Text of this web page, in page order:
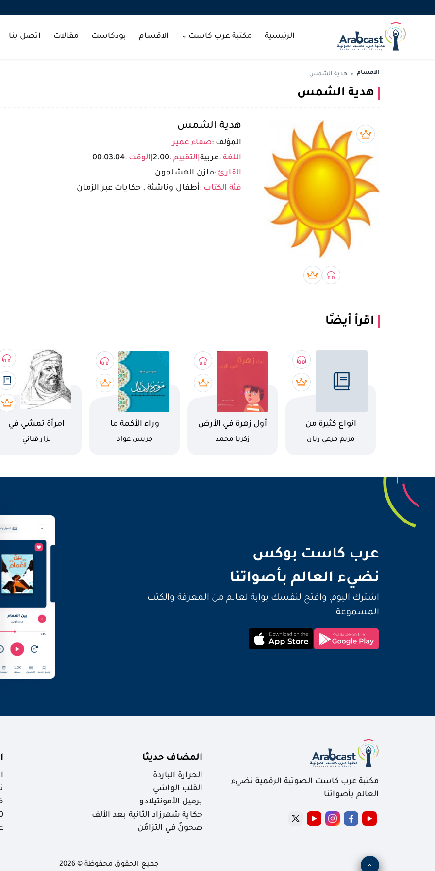
الرئيسية مكتبة عرب كاست الاقسام بودكاست مقالات اتصل بنا
الاقسام هدية الشمس
هدية الشمس
بريميوم book
صوتي bookبريميوم book
هدية الشمس
المؤلف :صفاء عمير
اللغة :عربية التقييم :2.00 الوقت :00:03:04
القارئ :مازن الهشلمون
فئة الكتاب :أطفال وناشئة , حكايات عبر الزمان
اقرأ أيضًا
اسم الكتاب
انواع كثيرة من
البيوتكاتب
مريم مرعي ريان
اسم الكتاب
أول زهرة في الأرض
كاتب
زكريا محمد
اسم الكتاب
وراء الأكمة ما
ورائهاكاتب
جريس عواد
اسم الكتاب
امرأة تمشي في
داخلي
كاتب
نزار قباني
عرب كاست بوكس
نضيء العالم بأصواتنا
اشترك اليوم، وافتح لنفسك بوابة لعالم من المعرفة والكتب
المسموعة.
مكتبة عرب كاست الصوتية الرقمية نضيء
العالم بأصواتنا
المضاف حديثا
الحرارة الباردة
القلب الواشي
برميل الأمونتيلادو
حكاية شهرزاد الثانية بعد الألف
صحونٌ في التزامُن
30
جميع الحقوق محفوظة © 2026